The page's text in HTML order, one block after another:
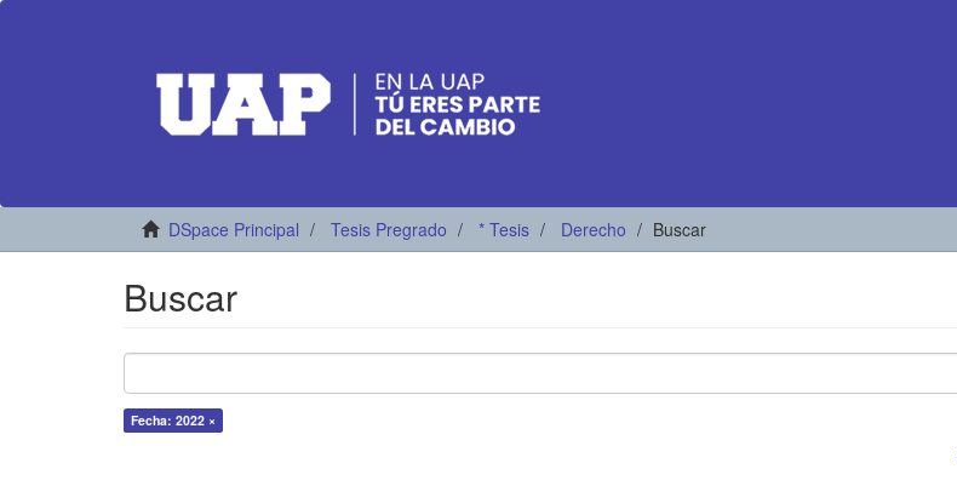
DSpace Principal Tesis Pregrado * Tesis Derecho Buscar
Buscar
Fecha: 2022 ×